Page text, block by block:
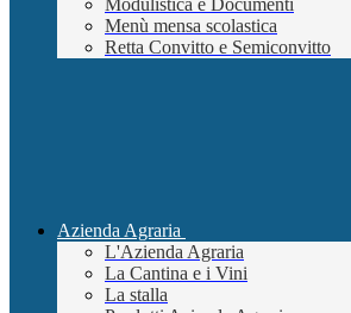
Modulistica e Documenti
Menù mensa scolastica
Retta Convitto e Semiconvitto
Azienda Agraria
L'Azienda Agraria
La Cantina e i Vini
La stalla